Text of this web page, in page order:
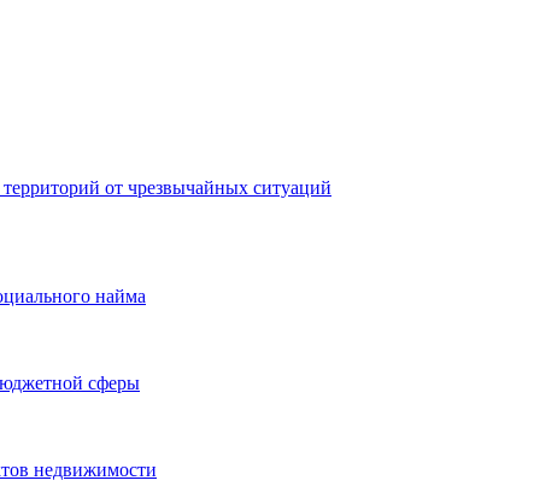
от чрезвычайных ситуаций
найма
сферы
недвижимости